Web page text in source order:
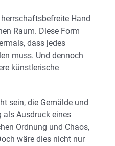
Hand
Raum. Diese Form
dass jedes
muss. Und dennoch
künstlerische
sein, die Gemälde und
als Ausdruck eines
Ordnung und Chaos,
wäre dies nicht nur